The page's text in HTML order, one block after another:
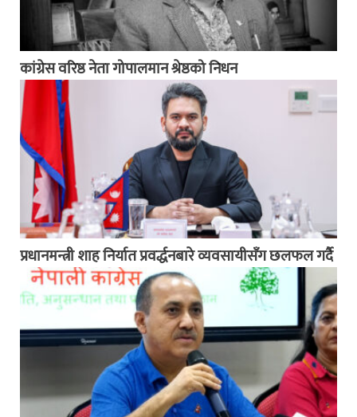
कांग्रेस वरिष्ठ नेता गोपालमान श्रेष्ठको निधन
प्रधानमन्त्री शाह निर्यात प्रवर्द्धनबारे व्यवसायीसँग छलफल गर्दै